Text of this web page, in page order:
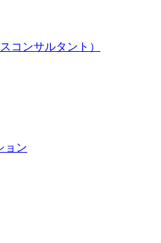
コンサルタント）
ョン